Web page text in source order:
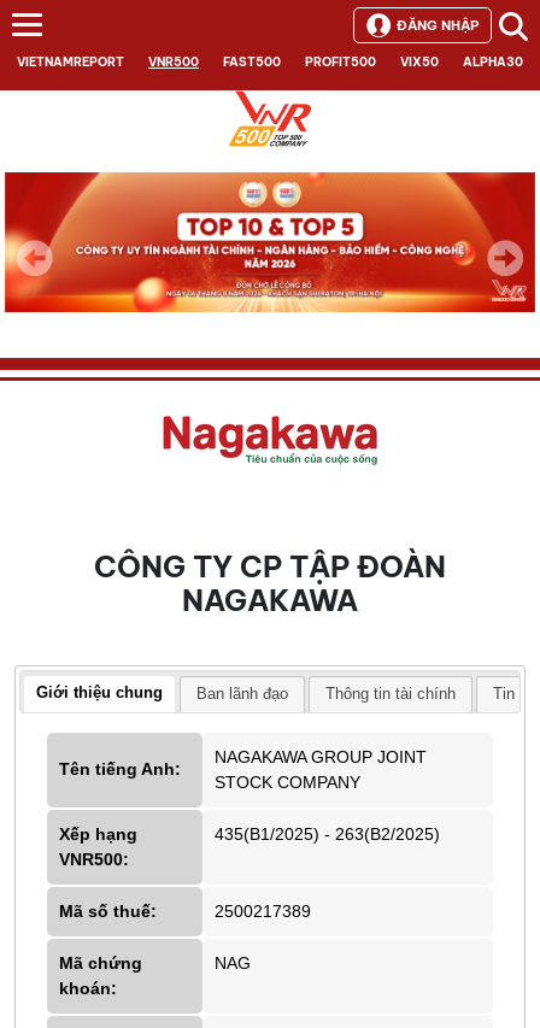
VIETNAMREPORT VNR500 FAST500 PROFIT500 VIX50 ALPHA30
ĐĂNG NHẬP
Next
CÔNG TY CP TẬP ĐOÀN
NAGAKAWA
Giới thiệu chung Ban lãnh đạo Thông tin tài chính Tin
Tên tiếng Anh:
NAGAKAWA GROUP JOINT
STOCK COMPANY
Xếp hạng
VNR500:
435(B1/2025) - 263(B2/2025)
Mã số thuế: 2500217389
Mã chứng
khoán:
NAG